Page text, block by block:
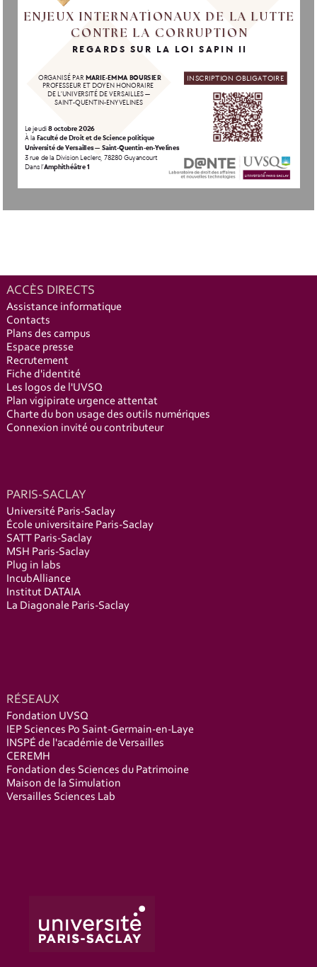
ENJEUX INTERNATIONAUX DE LA LUTTE
CONTRE LA CORRUPTION
ENJEUX INTERNATIONAUX DE LA LUTTE
CONTRE LA CORRUPTION
REGARDS SUR LA LOI SAPIN II
ORGANISÉ PAR MARIE-EMMA BOURSIER
PROFESSEUR ET DOYEN HONORAIRE
DE L’UNIVERSITÉ DE VERSAILLES —
SAINT-QUENTIN-ENYVELINES
INSCRIPTION OBLIGATOIRE
Le jeudi 8 octobre 2026
À la Faculté de Droit et de Science politique
Université de Versailles — Saint-Quentin-en-Yvelines
3 rue de la Division Leclerc, 78280 Guyancourt
Dans l’Amphithéâtre 1
ACCÈS DIRECTS
Assistance informatique
Contacts
Plans des campus
Espace presse
Recrutement
Fiche d'identité
Les logos de l'UVSQ
Plan vigipirate urgence attentat
Charte du bon usage des outils numériques
Connexion invité ou contributeur
PARIS-SACLAY
Université Paris-Saclay
École universitaire Paris-Saclay
SATT Paris-Saclay
MSH Paris-Saclay
Plug in labs
IncubAlliance
Institut DATAIA
La Diagonale Paris-Saclay
RÉSEAUX
Fondation UVSQ
IEP Sciences Po Saint-Germain-en-Laye
INSPÉ de l'académie de Versailles
CEREMH
Fondation des Sciences du Patrimoine
Maison de la Simulation
Versailles Sciences Lab